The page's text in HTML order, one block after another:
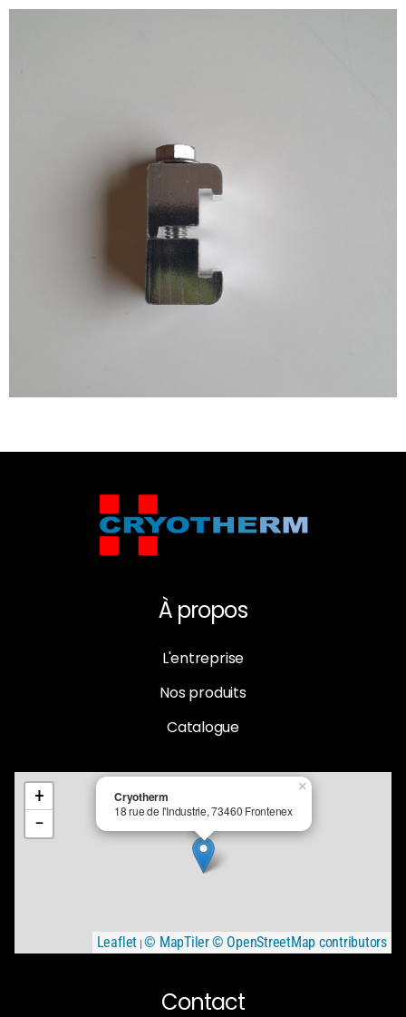
À propos
L'entreprise
Nos produits
Catalogue
Cryotherm
18 rue de l'Industrie, 73460 Frontenex
×
+
−
Leaflet |© MapTiler© OpenStreetMap contributors
Contact